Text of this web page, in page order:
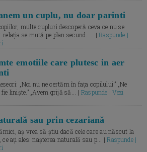
un cuplu, nu doar parinti
multe cupluri descoperă ceva ce nu se
relația se mută pe plan secund. ... |Raspunde |
emotiile care plutesc in aer
„Noi nu ne certăm în fața copilului.” „Ne
liniște.” „Avem grijă să... | Raspunde | Vezi
sau prin cezariană
aș vrea să știu dacă cele care au născut la
ce ați ales: nașterea naturală sau p... |Raspunde |